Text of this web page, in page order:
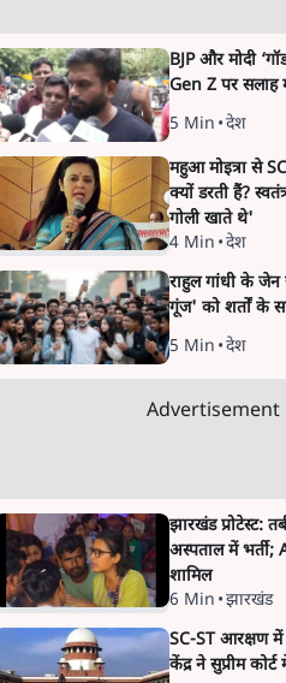
BJP और मोदी
Gen Z पर सलाह
5 Min •देश
महुआ मोइत्रा से
क्यों डरती हैं?
गोली खाते थे'
4 Min •देश
राहुल गांधी के जेन
गूंज' को शर्तों के
5 Min •देश
Advertisement
झारखंड प्रोटेस्ट:
अस्पताल में भर्ती;
शामिल
6 Min •झारखंड
SC-ST आरक्षण में
केंद्र ने सुप्रीम